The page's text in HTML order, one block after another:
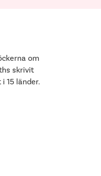
om
skrivit
15 länder.